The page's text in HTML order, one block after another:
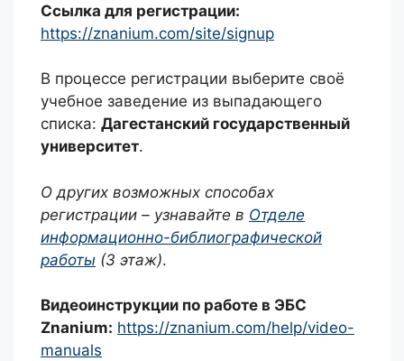
Ссылка для регистрации:
https://znanium.com/site/signup
В процессе регистрации выберите своё
учебное заведение из выпадающего
списка: Дагестанский государственный
университет.
О других возможных способах
регистрации – узнавайте в Отделе
информационно-библиографической
работы (3 этаж).
Видеоинструкции по работе в ЭБС
Znanium: https://znanium.com/help/video-
manuals